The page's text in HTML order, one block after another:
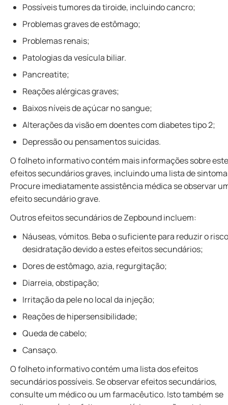
Possíveis tumores da tiroide, incluindo cancro;
Problemas graves de estômago;
Problemas renais;
Patologias da vesícula biliar.
Pancreatite;
Reações alérgicas graves;
Baixos níveis de açúcar no sangue;
Alterações da visão em doentes com diabetes tipo 2;
Depressão ou pensamentos suicidas.
O folheto informativo contém mais informações sobre
efeitos secundários graves, incluindo uma lista de
Procure imediatamente assistência médica se observar
efeito secundário grave.
Outros efeitos secundários de Zepbound incluem:
Náuseas, vómitos. Beba o suficiente para reduzir o
desidratação devido a estes efeitos secundários;
Dores de estômago, azia, regurgitação;
Diarreia, obstipação;
Irritação da pele no local da injeção;
Reações de hipersensibilidade;
Queda de cabelo;
Cansaço.
O folheto informativo contém uma lista dos efeitos
secundários possíveis. Se observar efeitos secundários,
consulte um médico ou um farmacêutico. Isto também se